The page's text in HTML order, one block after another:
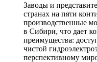
Заводы и
странах на пяти
производственные
в Сибири, что дает
преимущества:
чистой
перспективному